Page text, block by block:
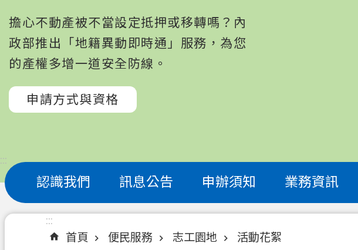
擔心不動產被不當設定抵押或移轉嗎？內
政部推出「地籍異動即時通」服務，為您
的產權多增一道安全防線。
申請方式與資格
:::
認識我們 訊息公告 申辦須知 業務資訊
:::
首頁
便民服務 志工園地 活動花絮